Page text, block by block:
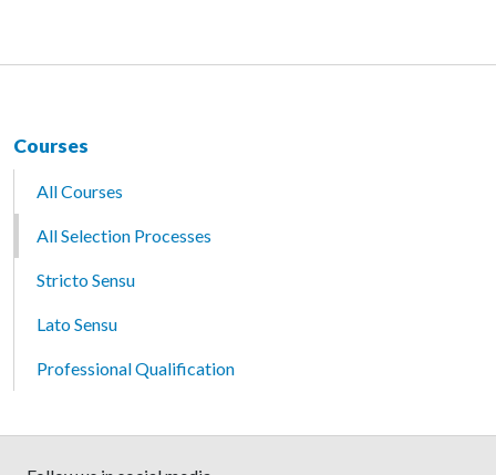
Courses
All Courses
All Selection Processes
Stricto Sensu
Lato Sensu
Professional Qualification